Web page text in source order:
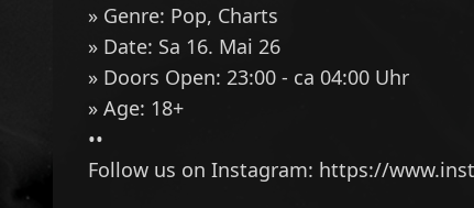
» Genre: Pop, Charts
» Date: Sa 16. Mai 26
» Doors Open: 23:00 - ca 04:00 Uhr
» Age: 18+
••
Follow us on Instagram: https://